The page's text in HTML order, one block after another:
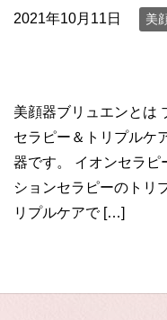
2021年10月11日 美
美顔器ブリュエンとは
セラピー＆トリプルケ
器です。 イオンセラピ
ションセラピーのトリ
リプルケアで […]